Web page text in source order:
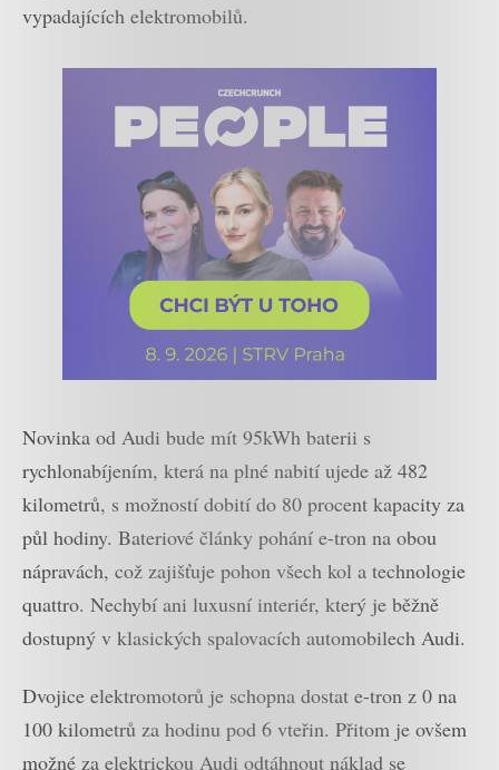
vypadajících elektromobilů.
Novinka od Audi bude mít 95kWh baterii s
rychlonabíjením, která na plné nabití ujede až 482
kilometrů, s možností dobití do 80 procent kapacity za
půl hodiny. Bateriové články pohání e-tron na obou
nápravách, což zajišťuje pohon všech kol a technologie
quattro. Nechybí ani luxusní interiér, který je běžně
dostupný v klasických spalovacích automobilech Audi.
Dvojice elektromotorů je schopna dostat e-tron z 0 na
100 kilometrů za hodinu pod 6 vteřin. Přitom je ovšem
možné za elektrickou Audi odtáhnout náklad se